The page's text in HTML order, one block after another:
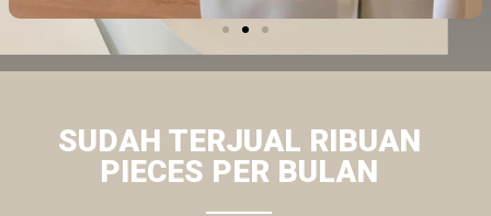
SUDAH TERJUAL RIBUAN
PIECES PER BULAN